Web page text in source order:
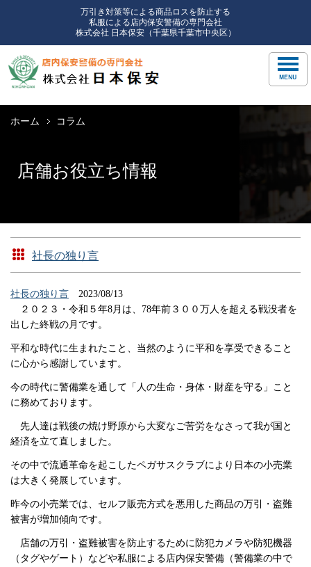
万引き対策等による商品ロスを防止する
私服による店内保安警備の専門会社
株式会社 日本保安（千葉県千葉市中央区）
ホーム コラム
店舗お役立ち情報
社長の独り言
社長の独り言 2023/08/13
２０２３・令和５年8月は、78年前３００万人を超える戦没者を
出した終戦の月です。
平和な時代に生まれたこと、当然のように平和を享受できること
に心から感謝しています。
今の時代に警備業を通して「人の生命・身体・財産を守る」こと
に務めております。
先人達は戦後の焼け野原から大変なご苦労をなさって我が国と
経済を立て直しました。
その中で流通革命を起こしたペガサスクラブにより日本の小売業
は大きく発展しています。
昨今の小売業では、セルフ販売方式を悪用した商品の万引・盗難
被害が増加傾向です。
店舗の万引・盗難被害を防止するために防犯カメラや防犯機器
（タグやゲート）などや私服による店内保安警備（警備業の中で